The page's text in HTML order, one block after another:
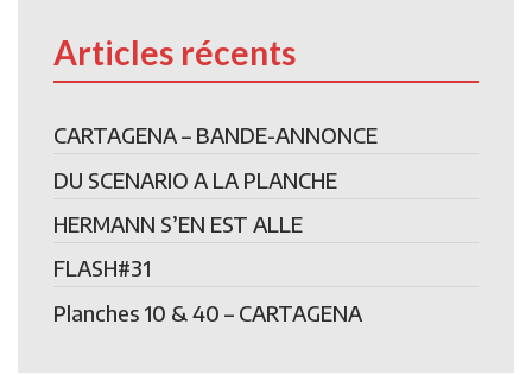
Articles récents
CARTAGENA – BANDE-ANNONCE
DU SCENARIO A LA PLANCHE
HERMANN S’EN EST ALLE
FLASH#31
Planches 10 & 40 – CARTAGENA